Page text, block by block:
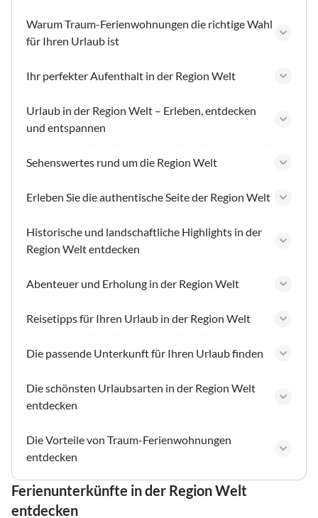
Warum Traum-Ferienwohnungen die richtige Wahl
für Ihren Urlaub ist
Ihr perfekter Aufenthalt in der Region Welt
Urlaub in der Region Welt – Erleben, entdecken
und entspannen
Sehenswertes rund um die Region Welt
Erleben Sie die authentische Seite der Region Welt
Historische und landschaftliche Highlights in der
Region Welt entdecken
Abenteuer und Erholung in der Region Welt
Reisetipps für Ihren Urlaub in der Region Welt
Die passende Unterkunft für Ihren Urlaub finden
Die schönsten Urlaubsarten in der Region Welt
entdecken
Die Vorteile von Traum-Ferienwohnungen
entdecken
Ferienunterkünfte in der Region Welt
entdecken